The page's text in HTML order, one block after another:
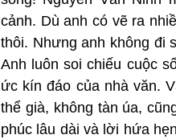
cảnh. Dù anh có vẽ ra
thôi. Nhưng anh không đi
Anh luôn soi chiếu cuộc
ức kín đáo của nhà văn.
thể già, không tàn úa,
phúc lâu dài và lời hứa